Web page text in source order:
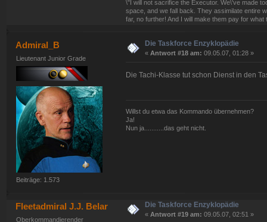
\"I will not sacrifice the Executor. We\'ve made
space, and we fall back. They assimilate entire
far, no further! And I will make them pay for what
Admiral_B
Lieutenant Junior Grade
Beiträge: 1.573
Die Taskforce Enzyklopädie
« Antwort #18 am: 09.05.07, 01:28 »
Die Tachi-Klasse tut schon Dienst in den
Willst du etwa das Kommando übernehmen?
Ja!
Nun ja...........das geht nicht.
Fleetadmiral J.J. Belar
Oberkommandierender
Die Taskforce Enzyklopädie
« Antwort #19 am: 09.05.07, 02:51 »